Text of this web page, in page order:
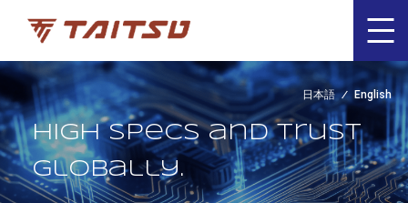
日本語 English
High specs and trust
globally.